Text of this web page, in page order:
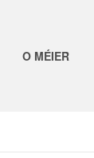
O MÉIER